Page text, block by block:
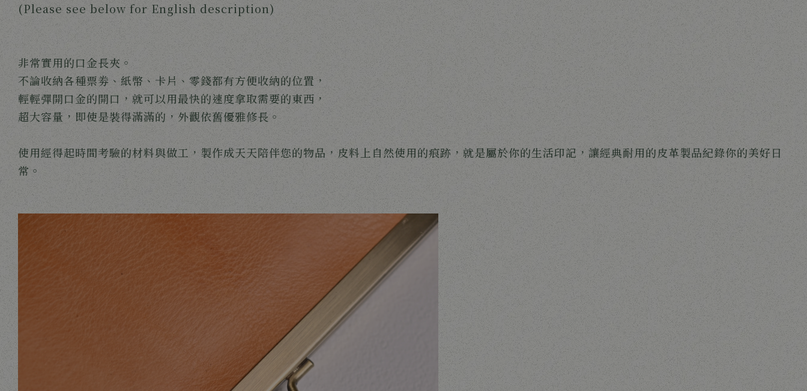
(Please see below for English description)
非常實用的口金長夾。
不論收納各種票劵、紙幣、卡片、零錢都有方便收納的位置，
輕輕彈開口金的開口，就可以用最快的速度拿取需要的東西，
超大容量，即使是裝得滿滿的，外觀依舊優雅修長。
使用經得起時間考驗的材料與做工，製作成天天陪伴您的物品，皮料上自然使用的痕跡，就是屬於你的生活印記，讓經典耐用的皮革製品紀錄你的美好日
常。